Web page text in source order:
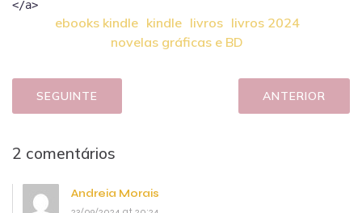
ebooks kindle kindle livros livros 2024
novelas gráficas e BD
SEGUINTE ANTERIOR
2 comentários
Andreia Morais